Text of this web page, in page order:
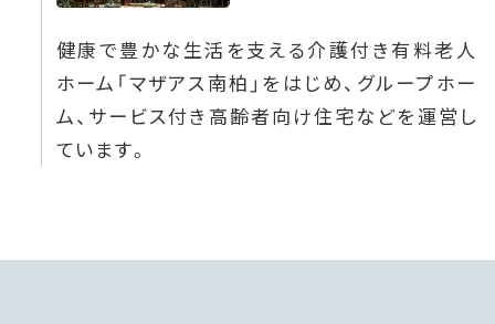
健康で豊かな生活を支える介護付き有料老人
ホーム「マザアス南柏」をはじめ、グループホー
ム、サービス付き高齢者向け住宅などを運営し
ています。